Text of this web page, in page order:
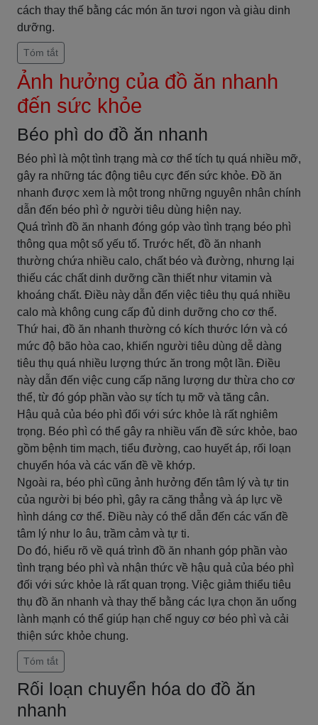
cách thay thế bằng các món ăn tươi ngon và giàu dinh
dưỡng.
Tóm tắt
Ảnh hưởng của đồ ăn nhanh
đến sức khỏe
Béo phì do đồ ăn nhanh
Béo phì là một tình trạng mà cơ thể tích tụ quá nhiều mỡ,
gây ra những tác động tiêu cực đến sức khỏe. Đồ ăn
nhanh được xem là một trong những nguyên nhân chính
dẫn đến béo phì ở người tiêu dùng hiện nay.
Quá trình đồ ăn nhanh đóng góp vào tình trạng béo phì
thông qua một số yếu tố. Trước hết, đồ ăn nhanh
thường chứa nhiều calo, chất béo và đường, nhưng lại
thiếu các chất dinh dưỡng cần thiết như vitamin và
khoáng chất. Điều này dẫn đến việc tiêu thụ quá nhiều
calo mà không cung cấp đủ dinh dưỡng cho cơ thể.
Thứ hai, đồ ăn nhanh thường có kích thước lớn và có
mức độ bão hòa cao, khiến người tiêu dùng dễ dàng
tiêu thụ quá nhiều lượng thức ăn trong một lần. Điều
này dẫn đến việc cung cấp năng lượng dư thừa cho cơ
thể, từ đó góp phần vào sự tích tụ mỡ và tăng cân.
Hậu quả của béo phì đối với sức khỏe là rất nghiêm
trọng. Béo phì có thể gây ra nhiều vấn đề sức khỏe, bao
gồm bệnh tim mạch, tiểu đường, cao huyết áp, rối loạn
chuyển hóa và các vấn đề về khớp.
Ngoài ra, béo phì cũng ảnh hưởng đến tâm lý và tự tin
của người bị béo phì, gây ra căng thẳng và áp lực về
hình dáng cơ thể. Điều này có thể dẫn đến các vấn đề
tâm lý như lo âu, trầm cảm và tự ti.
Do đó, hiểu rõ về quá trình đồ ăn nhanh góp phần vào
tình trạng béo phì và nhận thức về hậu quả của béo phì
đối với sức khỏe là rất quan trọng. Việc giảm thiểu tiêu
thụ đồ ăn nhanh và thay thế bằng các lựa chọn ăn uống
lành mạnh có thể giúp hạn chế nguy cơ béo phì và cải
thiện sức khỏe chung.
Tóm tắt
Rối loạn chuyển hóa do đồ ăn
nhanh